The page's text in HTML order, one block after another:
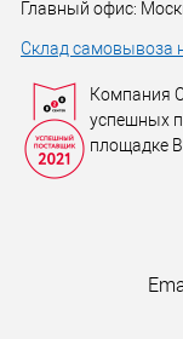
Главный офис:
Склад самовывоза
Компания
успешных
площадке